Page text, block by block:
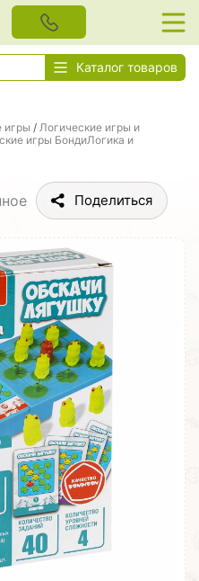
Каталог товаров
игры / Логические игры и
игры БондиЛогика и
Поделиться